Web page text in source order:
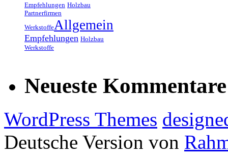
Empfehlungen Holzbau
Partnerfirmen
WerkstoffeAllgemein
Empfehlungen Holzbau
Werkstoffe
Neueste Kommentare
WordPress Themes
Deutsche Version von